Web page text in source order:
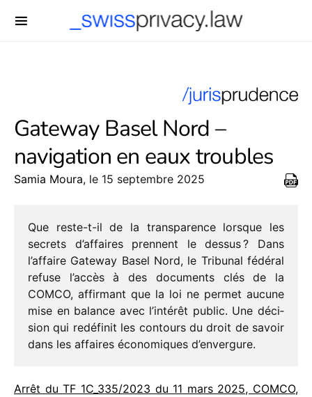
Gateway Basel Nord –
navigation en eaux troubles
Samia Moura, le 15 septembre 2025
Que reste-t-il de la trans­pa­rence lorsque les
secrets d’affaires prennent le dessus ? Dans
l’affaire Gateway Basel Nord, le Tribunal fédé­ral
refuse l’accès à des docu­ments clés de la
COMCO, affir­mant que la loi ne permet aucune
mise en balance avec l’intérêt public. Une déci­
sion qui redé­fi­nit les contours du droit de savoir
dans les affaires écono­miques d’envergure.
Arrêt du TF 1C_​335/​2023 du 11 mars 2025, COMCO,